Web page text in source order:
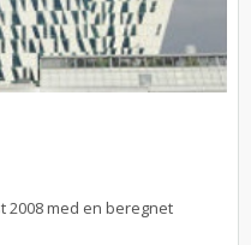
2008 med en beregnet